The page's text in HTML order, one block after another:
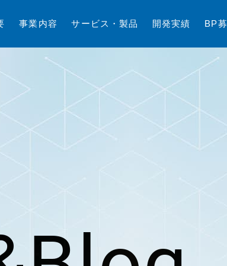
事業 内容 サ ー ビス ・製品 開発実績 BP募